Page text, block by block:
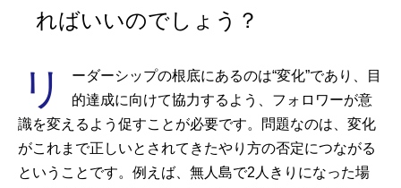
ればいいのでしょう？
リ
ーダーシップの根底にあるのは“変化”であり、目
的達成に向けて協力するよう、フォロワーが意
識を変えるよう促すことが必要です。問題なのは、変化
がこれまで正しいとされてきたやり方の否定につながる
ということです。例えば、無人島で2人きりになった場